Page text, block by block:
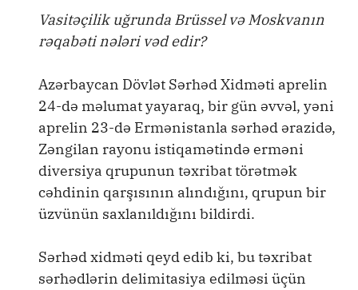
Vasitəçilik uğrunda Brüssel və Moskvanın
rəqabəti nələri vəd edir?
Azərbaycan Dövlət Sərhəd Xidməti aprelin
24-də məlumat yayaraq, bir gün əvvəl, yəni
aprelin 23-də Ermənistanla sərhəd ərazidə,
Zəngilan rayonu istiqamətində erməni
diversiya qrupunun təxribat törətmək
cəhdinin qarşısının alındığını, qrupun bir
üzvünün saxlanıldığını bildirdi.
Sərhəd xidməti qeyd edib ki, bu təxribat
sərhədlərin delimitasiya edilməsi üçün